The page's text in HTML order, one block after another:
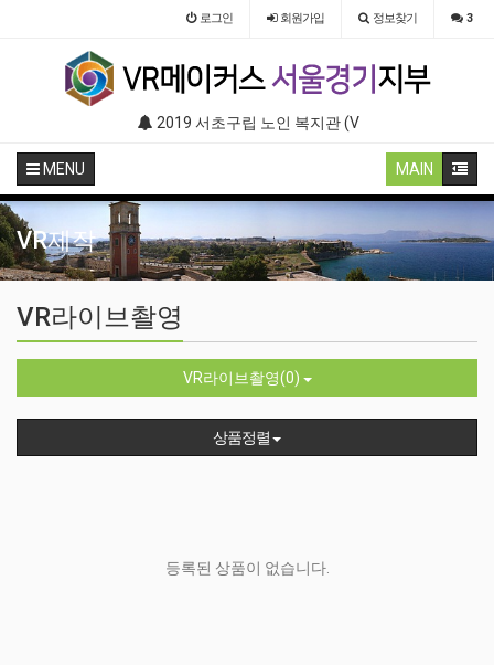
로그인 회원가입 정보찾기 3
2019 서초구립 노인 복지관 (VR 설치) - VR 구축 판매
MENU MAIN
VR제작
VR라이브촬영
VR라이브촬영(0)
상품정렬
등록된 상품이 없습니다.